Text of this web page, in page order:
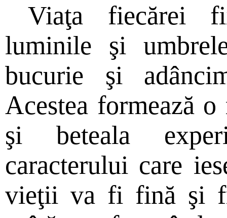
Viaţa fiecărei
luminile şi
bucurie şi
Acestea formează
şi beteala
caracterului care
vieţii va fi fină şi